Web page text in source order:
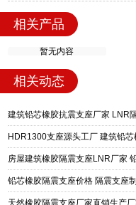
相关产品
暂无内容
相关动态